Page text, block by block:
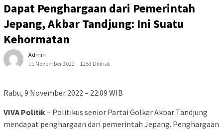
Dapat Penghargaan dari Pemerintah
Jepang, Akbar Tandjung: Ini Suatu
Kehormatan
Admin
11 November 2022
1253 Dilihat
Rabu, 9 November 2022 – 22:09 WIB
VIVA Politik– Politikus senior Partai Golkar Akbar Tandjung
mendapat penghargaan dari pemerintah Jepang. Penghargaan